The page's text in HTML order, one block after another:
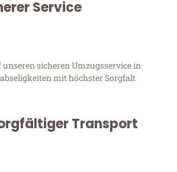
Service
unseren sicheren Umzugsservice in
mit höchster Sorgfalt
Transport